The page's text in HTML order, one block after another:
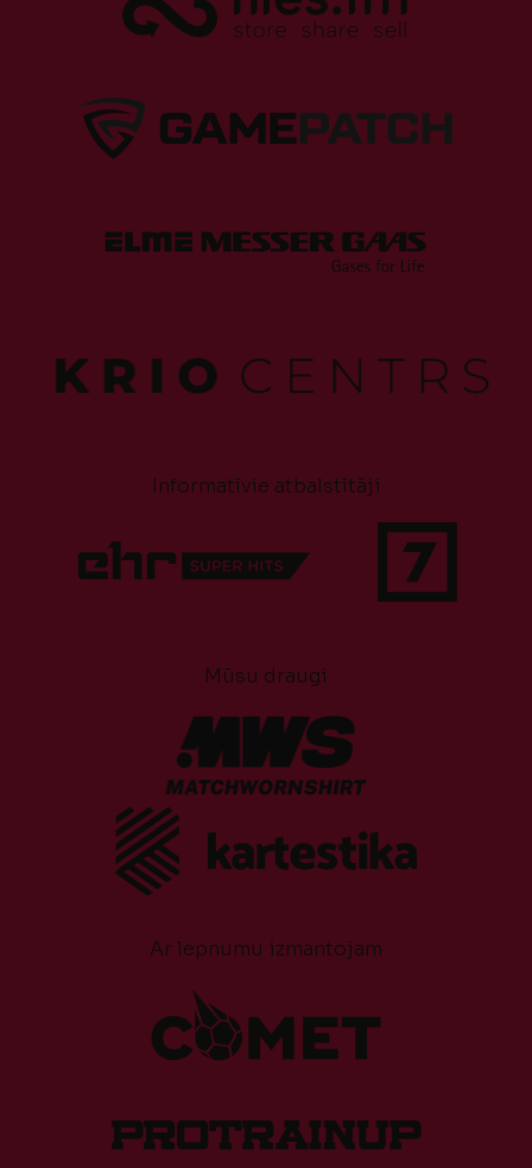
Informatīvie atbalstītāji
Mūsu draugi
Ar lepnumu izmantojam